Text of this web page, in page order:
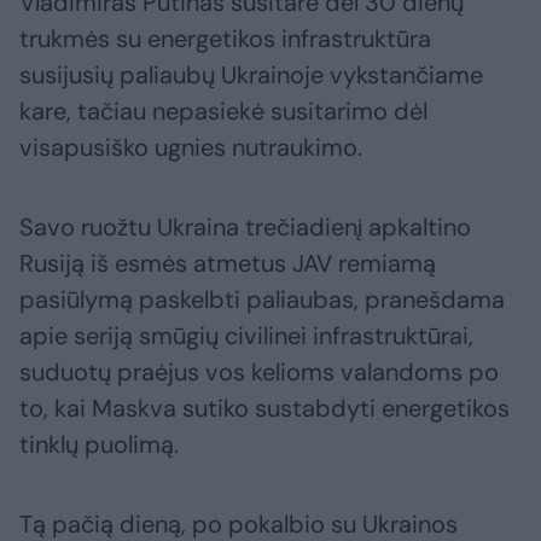
trukmės su energetikos infrastruktūra
susijusių paliaubų Ukrainoje vykstančiame
kare, tačiau nepasiekė susitarimo dėl
visapusiško ugnies nutraukimo.
Savo ruožtu Ukraina trečiadienį apkaltino
Rusiją iš esmės atmetus JAV remiamą
pasiūlymą paskelbti paliaubas, pranešdama
apie seriją smūgių civilinei infrastruktūrai,
suduotų praėjus vos kelioms valandoms po
to, kai Maskva sutiko sustabdyti energetikos
tinklų puolimą.
Tą pačią dieną, po pokalbio su Ukrainos